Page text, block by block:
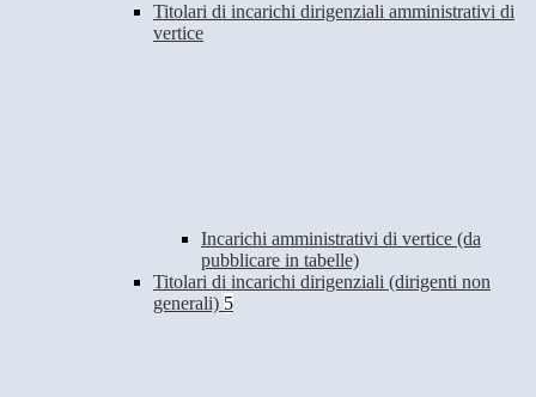
Titolari di incarichi dirigenziali amministrativi di
vertice
Incarichi amministrativi di vertice (da
pubblicare in tabelle)
Titolari di incarichi dirigenziali (dirigenti non
generali) 5